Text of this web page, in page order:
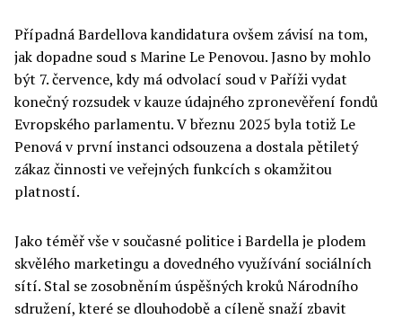
Případná Bardellova kandidatura ovšem závisí na tom,
jak dopadne soud s Marine Le Penovou. Jasno by mohlo
být 7. července, kdy má odvolací soud v Paříži vydat
konečný rozsudek v kauze údajného zpronevěření fondů
Evropského parlamentu. V březnu 2025 byla totiž Le
Penová v první instanci odsouzena a dostala pětiletý
zákaz činnosti ve veřejných funkcích s okamžitou
platností.
Jako téměř vše v současné politice i Bardella je plodem
skvělého marketingu a dovedného využívání sociálních
sítí. Stal se zosobněním úspěšných kroků Národního
sdružení, které se dlouhodobě a cíleně snaží zbavit